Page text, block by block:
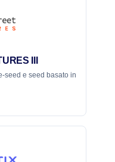
III
seed e seed basato in